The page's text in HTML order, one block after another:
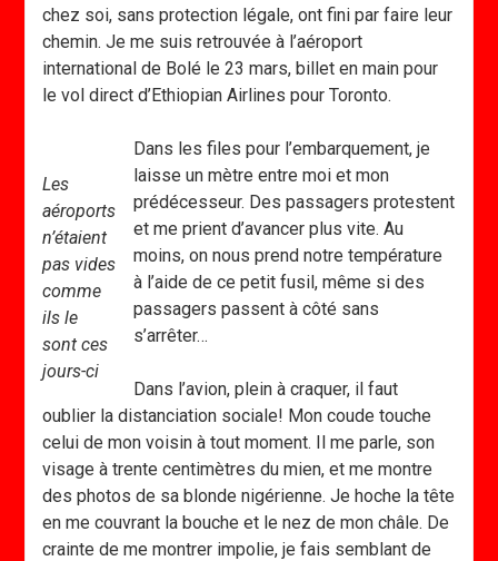
chez soi, sans protection légale, ont fini par faire leur
chemin. Je me suis retrouvée à l’aéroport
international de Bolé le 23 mars, billet en main pour
le vol direct d’Ethiopian Airlines pour Toronto.
Les
aéroports
n’étaient
pas vides
comme
ils le
sont ces
jours-ci
Dans les files pour l’embarquement, je
laisse un mètre entre moi et mon
prédécesseur. Des passagers protestent
et me prient d’avancer plus vite. Au
moins, on nous prend notre température
à l’aide de ce petit fusil, même si des
passagers passent à côté sans
s’arrêter…
Dans l’avion, plein à craquer, il faut
oublier la distanciation sociale! Mon coude touche
celui de mon voisin à tout moment. Il me parle, son
visage à trente centimètres du mien, et me montre
des photos de sa blonde nigérienne. Je hoche la tête
en me couvrant la bouche et le nez de mon châle. De
crainte de me montrer impolie, je fais semblant de